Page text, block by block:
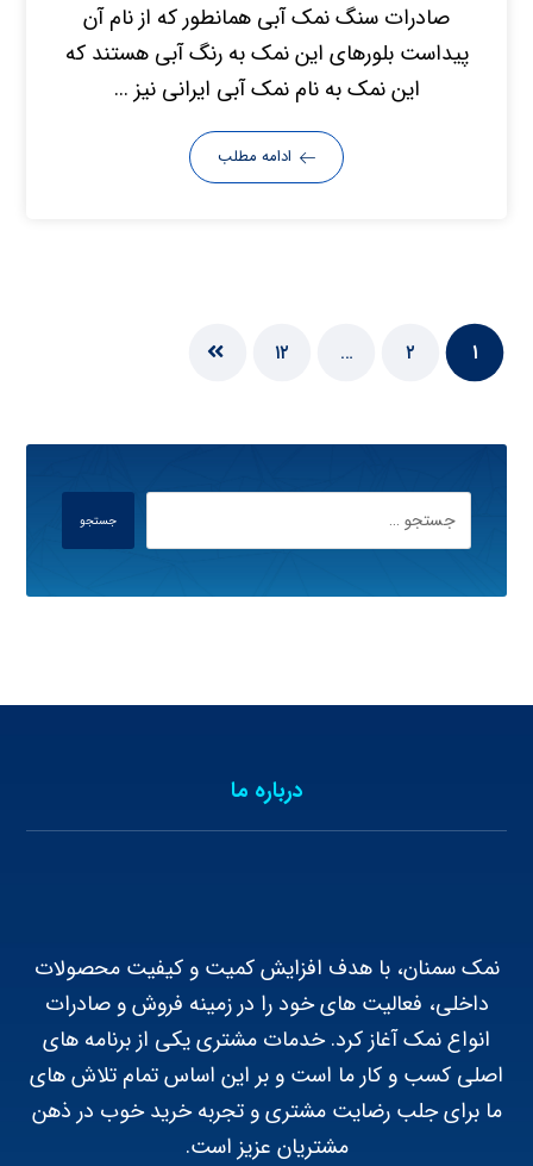
صادرات سنگ نمک آبی همانطور که از نام آن
پیداست بلورهای این نمک به رنگ آبی هستند که
این نمک به نام نمک آبی ایرانی نیز ...
ادامه مطلب
۱ ۲ … ۱۲
جستجو
درباره ما
نمک سمنان، با هدف افزایش کمیت و کیفیت محصولات
داخلی، فعالیت های خود را در زمینه فروش و صادرات
انواع نمک آغاز کرد. خدمات مشتری یکی از برنامه های
اصلی کسب و کار ما است و بر این اساس تمام تلاش های
ما برای جلب رضایت مشتری و تجربه خرید خوب در ذهن
مشتریان عزیز است.